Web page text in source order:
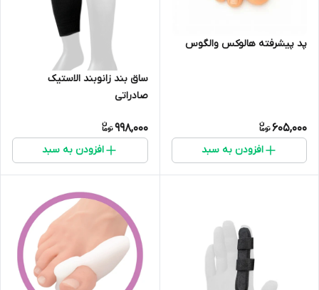
پد پیشرفته هالوکس والگوس
605,000
افزودن به سبد
ساق بند زانوبند الاستیک
صادراتی
998,000
افزودن به سبد